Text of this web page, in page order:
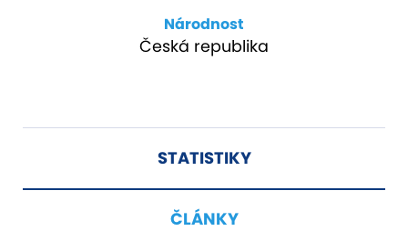
Národnost
Česká republika
STATISTIKY
ČLÁNKY